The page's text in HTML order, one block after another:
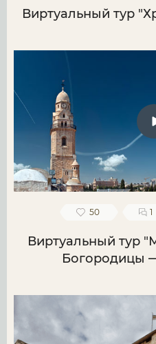
Виртуальный тур
50 1
Виртуальный тур
Богородицы